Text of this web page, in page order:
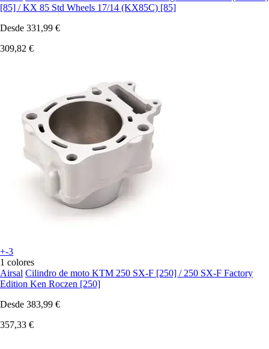
[85] / KX 85 Std Wheels 17/14 (KX85C) [85]
Desde 331,99 €
309,82 €
+-3
1 colores
Airsal Cilindro de moto KTM 250 SX-F [250] / 250 SX-F Factory
Edition Ken Roczen [250]
Desde 383,99 €
357,33 €